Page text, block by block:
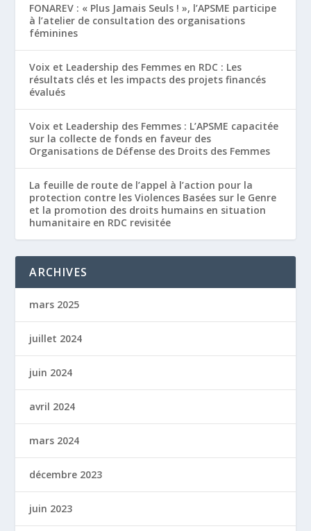
FONAREV : « Plus Jamais Seuls ! », l’APSME participe
à l’atelier de consultation des organisations
féminines
Voix et Leadership des Femmes en RDC : Les
résultats clés et les impacts des projets financés
évalués
Voix et Leadership des Femmes : L’APSME capacitée
sur la collecte de fonds en faveur des
Organisations de Défense des Droits des Femmes
La feuille de route de l’appel à l’action pour la
protection contre les Violences Basées sur le Genre
et la promotion des droits humains en situation
humanitaire en RDC revisitée
ARCHIVES
mars 2025
juillet 2024
juin 2024
avril 2024
mars 2024
décembre 2023
juin 2023